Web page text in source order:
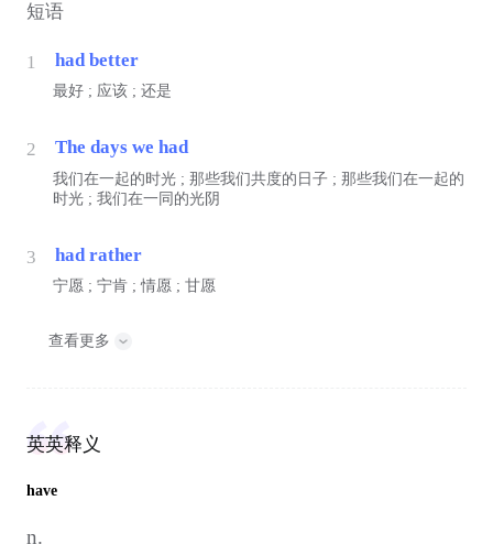
短语
1 had better
最好 ; 应该 ; 还是
2 The days we had
我们在一起的时光 ; 那些我们共度的日子 ; 那些我们在一起的
时光 ; 我们在一同的光阴
3 had rather
宁愿 ; 宁肯 ; 情愿 ; 甘愿
查看更多
英英释义
have
n.